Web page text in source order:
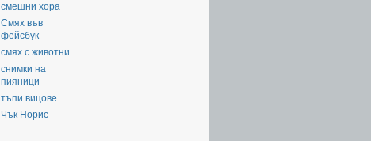
смешни хора
Смях във
фейсбук
смях с животни
снимки на
пияници
тъпи вицове
Чък Норис